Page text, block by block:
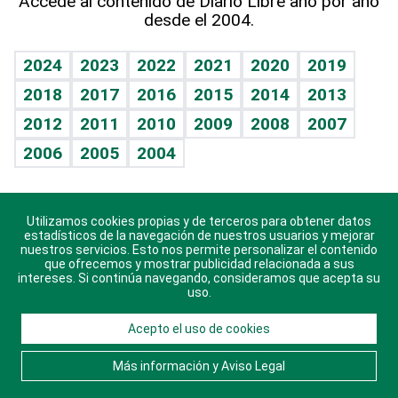
Vida y familia
Eñe
Celebrando la vida
Sin complejos
En pocas palabras
Escuchando al corazón
Economía Personal
TBT Deportivo
Guía del dinero
Horóscopos
Crucigramas
desde el 2004.
2024 2023 2022 2021 2020
2019
2018
2017 2016 2015 2014
2013
2012
2011 2010 2009 2008
2007
2006
2005 2004
Descarga nuestras aplicaciones para Android, iOS y
sistema Huawei.
© 2021 Diario Libre, todos los derechos reservados.
Consulta elAviso Legal. Ponte en Contacto
nosotros y conoce más sobre Diario Libre
Utilizamos cookies propias y de terceros para obtener datos
estadísticos de la navegación de nuestros usuarios y mejorar
nuestros servicios. Esto nos permite personalizar el contenido
que ofrecemos y mostrar publicidad relacionada a sus
intereses. Si continúa navegando, consideramos que acepta su
uso.
Acepto el uso de cookies
Más información y Aviso Legal